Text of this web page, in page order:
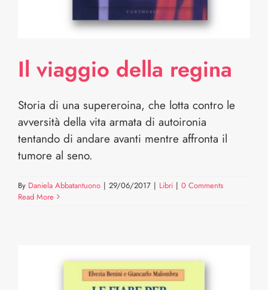
Il viaggio della regina
Storia di una supereroina, che lotta contro le
avversità della vita armata di autoironia
tentando di andare avanti mentre affronta il
tumore al seno.
By Daniela Abbatantuono | 29/06/2017 | Libri | 0 Comments
Read More